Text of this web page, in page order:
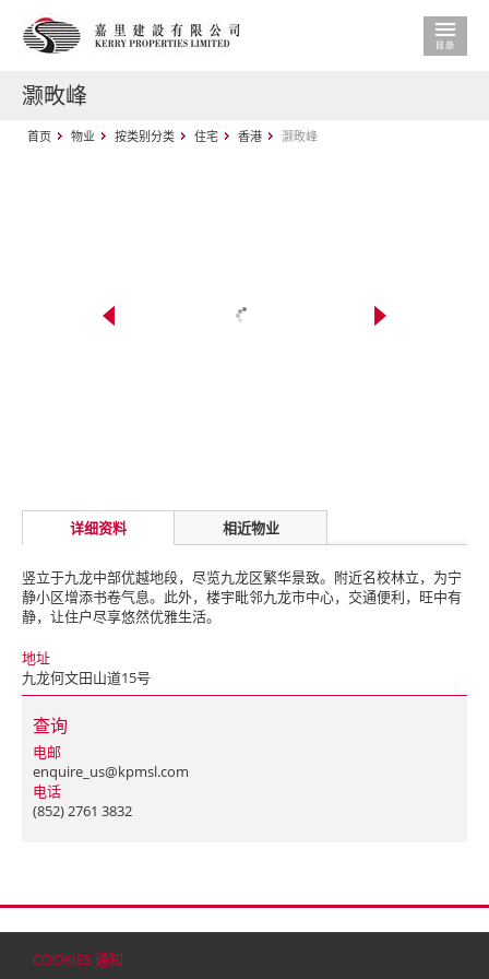
COOKIES 通知
灏畋峰
首页 物业 按类别分类 住宅 香港 灏畋峰
详细资料 相近物业
竖立于九龙中部优越地段，尽览九龙区繁华景致。附近名校林立，为宁
静小区增添书卷气息。此外，楼宇毗邻九龙市中心，交通便利，旺中有
静，让住户尽享悠然优雅生活。
地址
九龙何文田山道15号
查询
电邮
enquire_us@kpmsl.com
电话
(852) 2761 3832
© 2026 嘉里建设有限公司 (于百慕达注册成立之有限公司)